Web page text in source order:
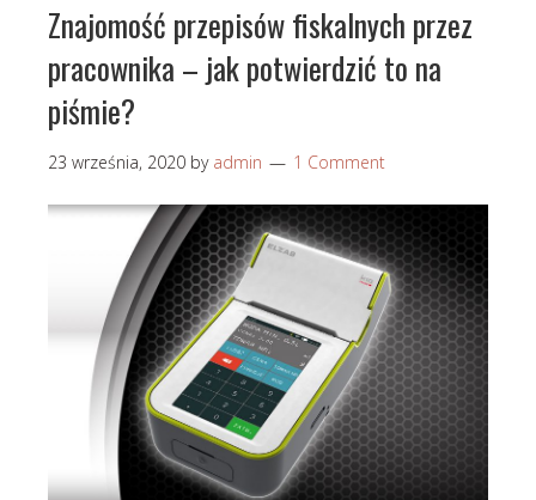
Znajomość przepisów fiskalnych przez
pracownika – jak potwierdzić to na
piśmie?
23 września, 2020 by admin 1 Comment